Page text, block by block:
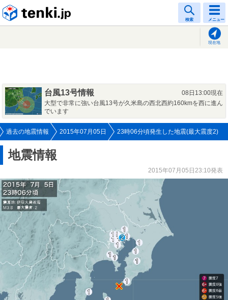
検索 メニュー
現在地
台風13号情報
08日13:00現在
大型で非常に強い台風13号が久米島の西北西約160kmを西に進ん
でいます
過去の地震情報 2015年07月05日 23時06分頃発生した地震(最大震度2)
地震情報
2015年07月05日23:10発表